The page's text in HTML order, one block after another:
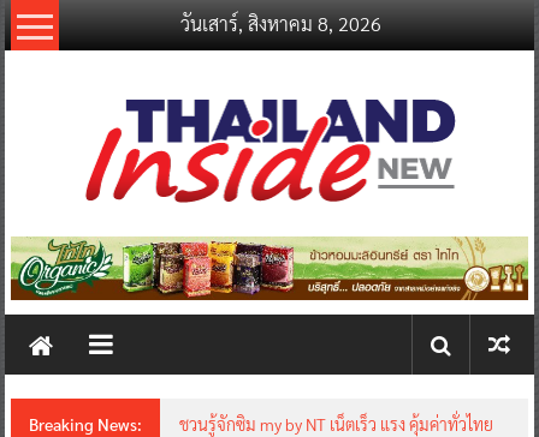
Skip
to
วันเสาร์, สิงหาคม 8, 2026
thailandinsidenew.com
Thailand
New
Breaking News:
ชวนรู้จักซิม my by NT เน็ตเร็ว แรง คุ้มค่าทั่วไทย